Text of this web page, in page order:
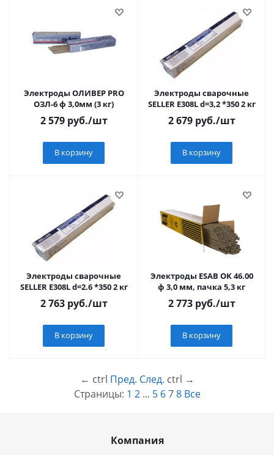
Электроды ОЛИВЕР PRO
ОЗЛ-6 ф 3,0мм (3 кг)
2 579руб./шт
В корзину
Электроды сварочные
SELLER E308L d=3,2 *350 2 кг
2 679руб./шт
В корзину
Электроды сварочные
SELLER E308L d=2.6 *350 2 кг
2 763руб./шт
В корзину
Электроды ESAB OK 46.00
ф 3,0 мм, пачка 5,3 кг
2 773руб./шт
В корзину
← ctrl Пред. След. ctrl →
Страницы: 1 2... 5 6 7 8 Все
Компания